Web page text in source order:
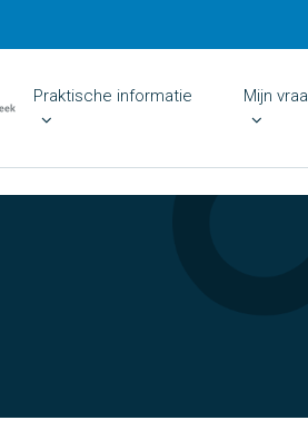
Praktische informatie Mijn